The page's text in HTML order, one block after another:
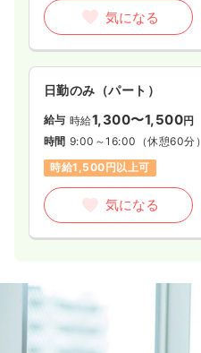
気になる
日勤のみ（パート）
給与 時給1,300〜1,500円
時間 9:00～16:00 （休憩60分）
時給1,500円以上可
気になる